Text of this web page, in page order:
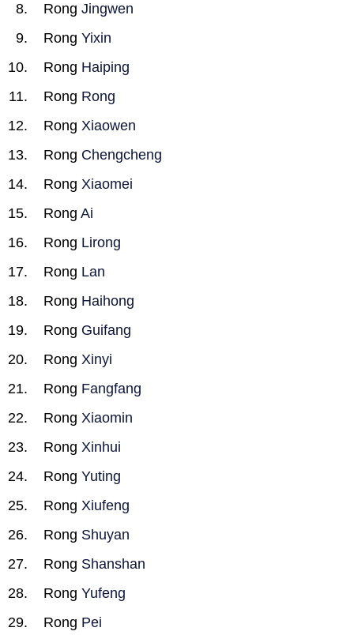
Rong Jingwen
Rong Yixin
Rong Haiping
Rong Rong
Rong Xiaowen
Rong Chengcheng
Rong Xiaomei
Rong Ai
Rong Lirong
Rong Lan
Rong Haihong
Rong Guifang
Rong Xinyi
Rong Fangfang
Rong Xiaomin
Rong Xinhui
Rong Yuting
Rong Xiufeng
Rong Shuyan
Rong Shanshan
Rong Yufeng
Rong Pei